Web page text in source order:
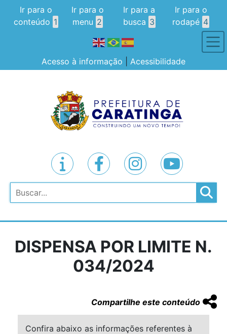
Ir para o
conteúdo 1
Ir para o
menu 2
Ir para a
busca 3
Ir para o
rodapé 4
Acesso à informação Acessibilidade
Pesquisar
DISPENSA POR LIMITE N.
034/2024
Compartilhe este conteúdo
Confira abaixo as informações referentes à